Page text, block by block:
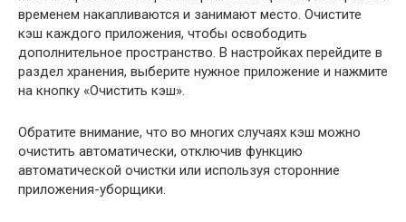
временем накапливаются и занимают место. Очистите
кэш каждого приложения, чтобы освободить
дополнительное пространство. В настройках перейдите в
раздел хранения, выберите нужное приложение и нажмите
на кнопку «Очистить кэш».
Обратите внимание, что во многих случаях кэш можно
очистить автоматически, отключив функцию
автоматической очистки или используя сторонние
приложения-уборщики.